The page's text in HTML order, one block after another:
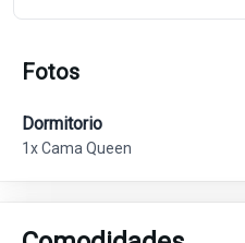
Fotos
Dormitorio
1x Cama Queen